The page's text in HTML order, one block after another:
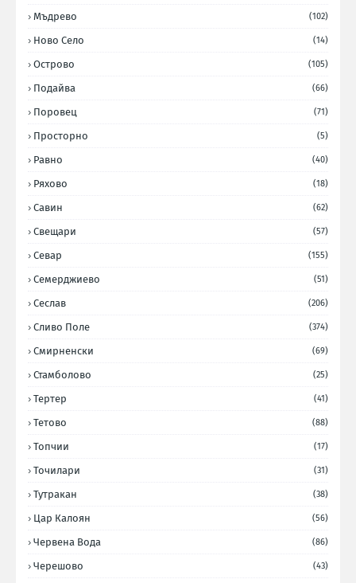
Мъдрево (102)
Ново Село (14)
Острово (105)
Подайва (66)
Поровец (71)
Просторно (5)
Равно (40)
Ряхово (18)
Савин (62)
Свещари (57)
Севар (155)
Семерджиево (51)
Сеслав (206)
Сливо Поле (374)
Смирненски (69)
Стамболово (25)
Тертер (41)
Тетово (88)
Топчии (17)
Точилари (31)
Тутракан (38)
Цар Калоян (56)
Червена Вода (86)
Черешово (43)